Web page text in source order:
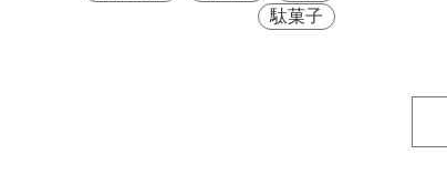
駄菓子